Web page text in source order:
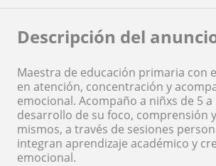
Descripción del
Maestra de educación primaria con
en atención, concentración y
emocional. Acompaño a niñxs de 5 a
desarrollo de su foco, comprensión
mismos, a través de sesiones
integran aprendizaje académico y
emocional.